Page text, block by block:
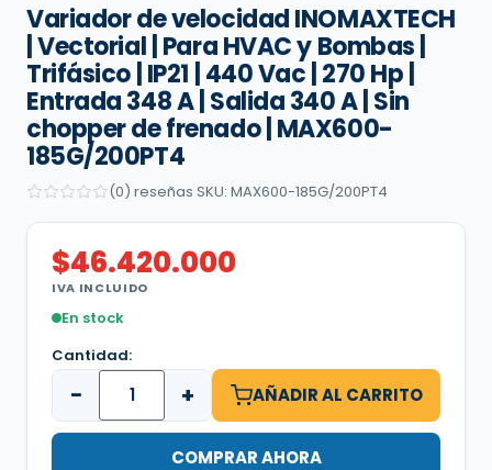
Variador de velocidad INOMAXTECH
| Vectorial | Para HVAC y Bombas |
Trifásico | IP21 | 440 Vac | 270 Hp |
Entrada 348 A | Salida 340 A | Sin
chopper de frenado | MAX600-
185G/200PT4
(0) reseñas SKU: MAX600-185G/200PT4
$46.420.000
IVA INCLUIDO
En stock
Cantidad:
− + AÑADIR AL CARRITO
COMPRAR AHORA